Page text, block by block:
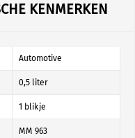
KENMERKEN
Automotive
0,5 liter
1 blikje
MM 963